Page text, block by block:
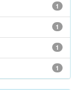
1
1
1
1